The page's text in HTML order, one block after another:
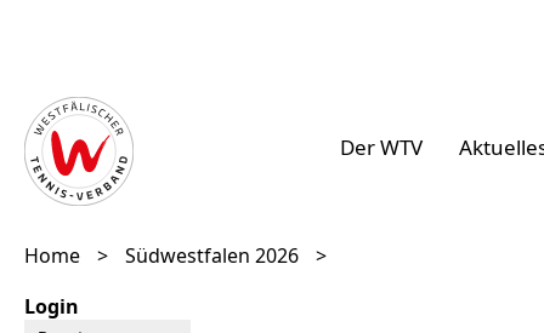
Der WTV
Home > Südwestfalen 2026
>
Login